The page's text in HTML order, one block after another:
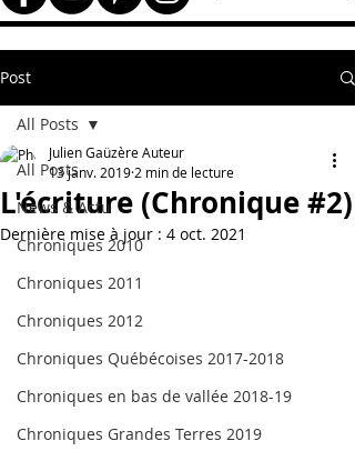
Post
All Posts
News & Actu
Chroniques 2010
Chroniques 2011
Chroniques 2012
Chroniques Québécoises 2017-2018
Chroniques en bas de vallée 2018-19
Chroniques Grandes Terres 2019
All Posts
L'écriture (Chronique #2)
Julien Gaüzère Auteur
13 janv. 2019 2 min de lecture
Dernière mise à jour : 4 oct. 2021